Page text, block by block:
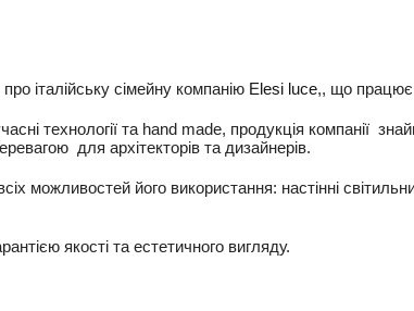
італійську сімейну компанію Elesi luce,, що працює
технології та hand made, продукція компанії
для архітекторів та дизайнерів.
можливостей його використання: настінні
якості та естетичного вигляду.